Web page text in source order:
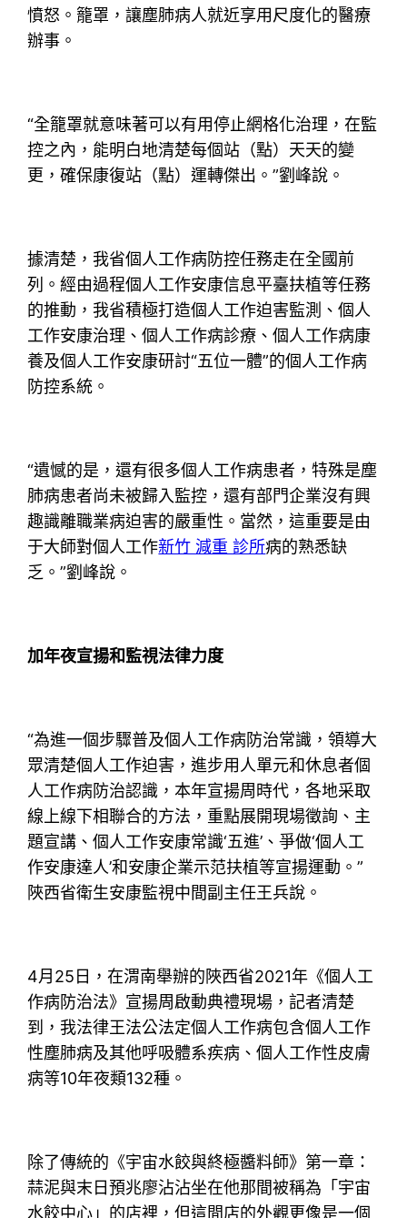
憤怒。籠罩，讓塵肺病人就近享用尺度化的醫療
辦事。
“全籠罩就意味著可以有用停止網格化治理，在監
控之內，能明白地清楚每個站（點）天天的變
更，確保康復站（點）運轉傑出。”劉峰說。
據清楚，我省個人工作病防控任務走在全國前
列。經由過程個人工作安康信息平臺扶植等任務
的推動，我省積極打造個人工作迫害監測、個人
工作安康治理、個人工作病診療、個人工作病康
養及個人工作安康研討“五位一體”的個人工作病
防控系統。
“遺憾的是，還有很多個人工作病患者，特殊是塵
肺病患者尚未被歸入監控，還有部門企業沒有興
趣識離職業病迫害的嚴重性。當然，這重要是由
于大師對個人工作新竹 減重 診所病的熟悉缺
乏。”劉峰說。
加年夜宣揚和監視法律力度
“為進一個步驟普及個人工作病防治常識，領導大
眾清楚個人工作迫害，進步用人單元和休息者個
人工作病防治認識，本年宣揚周時代，各地采取
線上線下相聯合的方法，重點展開現場徵詢、主
題宣講、個人工作安康常識‘五進’、爭做‘個人工
作安康達人’和安康企業示范扶植等宣揚運動。”
陜西省衛生安康監視中間副主任王兵說。
4月25日，在渭南舉辦的陜西省2021年《個人工
作病防治法》宣揚周啟動典禮現場，記者清楚
到，我法律王法公法定個人工作病包含個人工作
性塵肺病及其他呼吸體系疾病、個人工作性皮膚
病等10年夜類132種。
除了傳統的《宇宙水餃與終極醬料師》第一章：
蒜泥與末日預兆廖沾沾坐在他那間被稱為「宇宙
水餃中心」的店裡，但這間店的外觀更像是一個